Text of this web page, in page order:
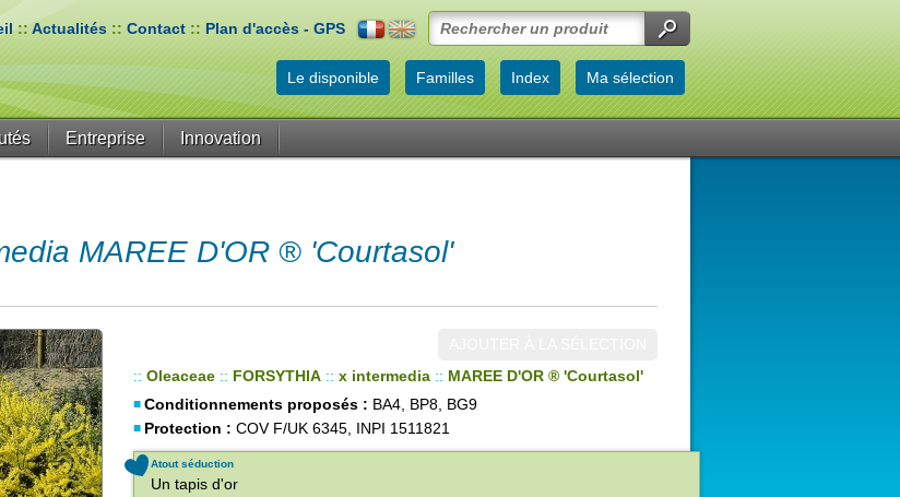
::Actualités :: Contact :: Plan d'accès - GPS
Le disponible Familles Index Ma sélection
Entreprise Innovation
MAREE D'OR ® 'Courtasol'
:: Oleaceae :: FORSYTHIA :: x intermedia :: MAREE D'OR ® 'Courtasol'
Conditionnements proposés : BA4, BP8, BG9
Protection : COV F/UK 6345, INPI 1511821
Atout séduction
Un tapis d'or